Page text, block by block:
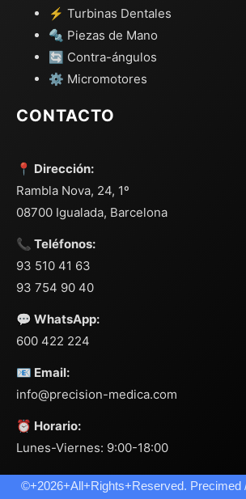
⚡ Turbinas Dentales
🔩 Piezas de Mano
🔄 Contra-ángulos
⚙️ Micromotores
CONTACTO
📍 Dirección:
Rambla Nova, 24, 1º
08700 Igualada, Barcelona
📞 Teléfonos:
93 510 41 63
93 754 90 40
💬 WhatsApp:
600 422 224
📧 Email:
info@precision-medica.com
⏰ Horario:
Lunes-Viernes: 9:00-18:00
©+2026+All+Rights+Reserved. Precimed